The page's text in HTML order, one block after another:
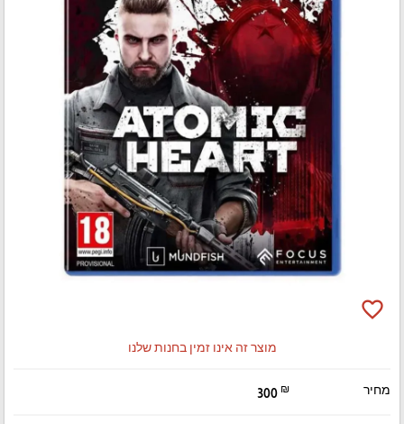
favorite_border
מוצר זה אינו זמין בחנות שלנו
מחיר 300 ₪